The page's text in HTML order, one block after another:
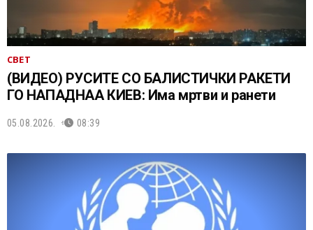
СВЕТ
(ВИДЕО) РУСИТЕ СО БАЛИСТИЧКИ РАКЕТИ
ГО НАПАДНАА КИЕВ: Има мртви и ранети
05.08.2026. 08:39